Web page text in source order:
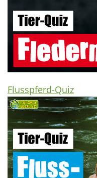
Flusspferd-Quiz